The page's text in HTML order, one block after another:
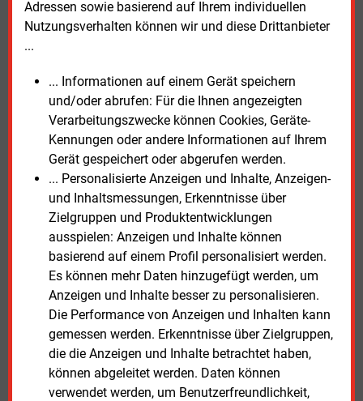
Adressen sowie basierend auf Ihrem individuellen
Nutzungsverhalten können wir und diese Drittanbieter
...
... Informationen auf einem Gerät speichern
und/oder abrufen: Für die Ihnen angezeigten
Verarbeitungszwecke können Cookies, Geräte-
Kennungen oder andere Informationen auf Ihrem
Gerät gespeichert oder abgerufen werden.
... Personalisierte Anzeigen und Inhalte, Anzeigen-
und Inhaltsmessungen, Erkenntnisse über
Zielgruppen und Produktentwicklungen
ausspielen: Anzeigen und Inhalte können
basierend auf einem Profil personalisiert werden.
Es können mehr Daten hinzugefügt werden, um
Anzeigen und Inhalte besser zu personalisieren.
Die Performance von Anzeigen und Inhalten kann
gemessen werden. Erkenntnisse über Zielgruppen,
die die Anzeigen und Inhalte betrachtet haben,
können abgeleitet werden. Daten können
verwendet werden, um Benutzerfreundlichkeit,
Wir zeigen Lösungen, Praxisbeispiele und
Marktakteure.